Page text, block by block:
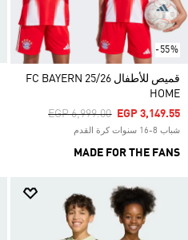
-55%
قميص للأطفال FC BAYERN 25/26
HOME
Price Reduced From
EGP 6,999.00ToEGP 3,149.55
شباب 8-16 سنوات كرة القدم
MADE FOR THE FANS